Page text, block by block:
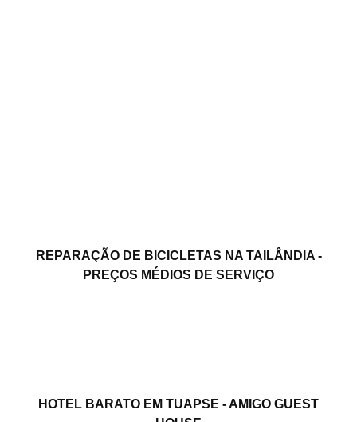
REPARAÇÃO DE BICICLETAS NA TAILÂNDIA -
PREÇOS MÉDIOS DE SERVIÇO
HOTEL BARATO EM TUAPSE - AMIGO GUEST